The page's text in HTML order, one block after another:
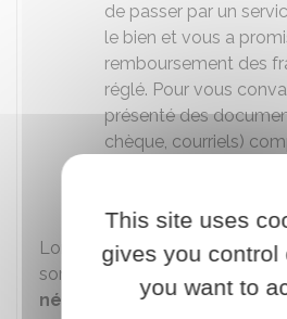
de passer par un
le bien et vous a
remboursement des
réglé. Pour vous
présenté des
chèque, courriels)
informations.
Lors de votre plainte, vous
somme qui vous a été
nécessaire qu'un
This site uses
gives you control
you want to